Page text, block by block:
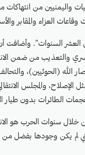
واليمنيين من
العزاء والمقابر
السنوات". وأضافت
والتعذيب من ضمن
الله (الحوثيين)،
الإصلاح، والمجلس
الطائرات بدون طيار
سنوات الحرب هو
التي كانت موجودة قبل 2014، والتي